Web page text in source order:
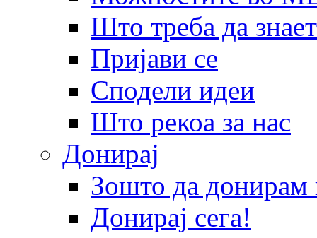
Што треба да
Пријави се
Сподели идеи
Што рекоа за нас
Донирај
Зошто да
Донирај сега!